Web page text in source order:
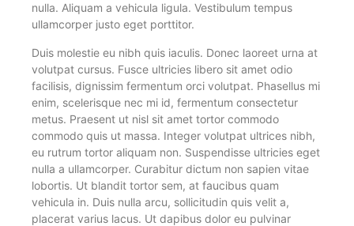
nulla. Aliquam a vehicula ligula. Vestibulum tempus
ullamcorper justo eget porttitor.
Duis molestie eu nibh quis iaculis. Donec laoreet urna at
volutpat cursus. Fusce ultricies libero sit amet odio
facilisis, dignissim fermentum orci volutpat. Phasellus mi
enim, scelerisque nec mi id, fermentum consectetur
metus. Praesent ut nisl sit amet tortor commodo
commodo quis ut massa. Integer volutpat ultrices nibh,
eu rutrum tortor aliquam non. Suspendisse ultricies eget
nulla a ullamcorper. Curabitur dictum non sapien vitae
lobortis. Ut blandit tortor sem, at faucibus quam
vehicula in. Duis nulla arcu, sollicitudin quis velit a,
placerat varius lacus. Ut dapibus dolor eu pulvinar